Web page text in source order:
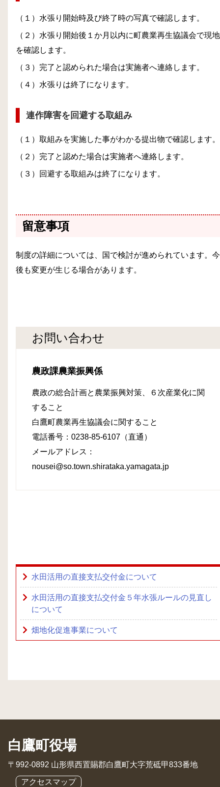
（１）水張り開始時及び終了時の写真で確認します。
（２）水張り開始後１か月以内に町農業再生協議会で現地
を確認します。
（３）完了と認められた場合は実施者へ連絡します。
（４）水張りは終了になります。
連作障害を回避する取組み
（１）取組みを実施した事がわかる提出物で確認します。
（２）完了と認めた場合は実施者へ連絡します。
（３）回避する取組みは終了になります。
留意事項
制度の詳細については、国で検討が進められています。今
後も変更が生じる場合があります。
お問い合わせ
農政課農業振興係
農政の総合計画と農業振興対策、６次産業化に関
すること
白鷹町農業再生協議会に関すること
電話番号：0238-85-6107（直通）
メールアドレス：
nousei@so.town.shirataka.yamagata.jp
水田活用の直接支払交付金について
水田活用の直接支払交付金５年水張ルールの見直し
について
畑地化促進事業について
白鷹町役場
〒992-0892 山形県西置賜郡白鷹町大字荒砥甲833番地
アクセスマップ